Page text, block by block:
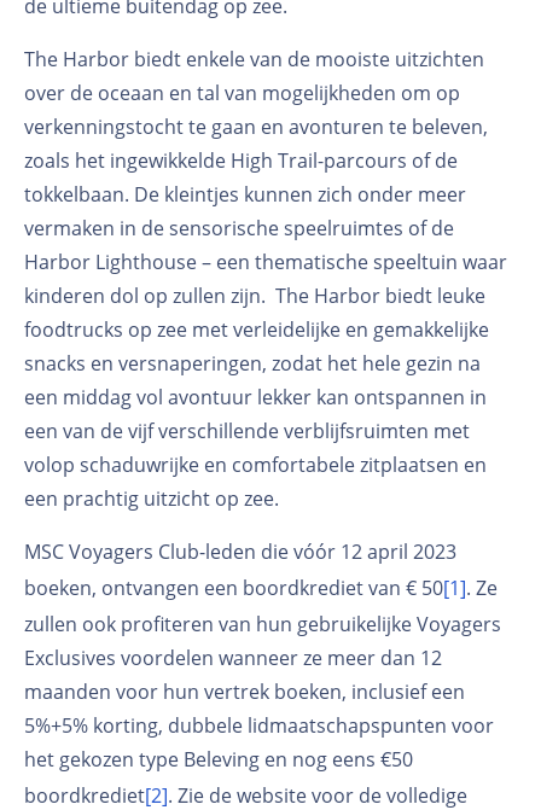
de ultieme buitendag op zee.
The Harbor biedt enkele van de mooiste uitzichten
over de oceaan en tal van mogelijkheden om op
verkenningstocht te gaan en avonturen te beleven,
zoals het ingewikkelde High Trail-parcours of de
tokkelbaan. De kleintjes kunnen zich onder meer
vermaken in de sensorische speelruimtes of de
Harbor Lighthouse – een thematische speeltuin waar
kinderen dol op zullen zijn. The Harbor biedt leuke
foodtrucks op zee met verleidelijke en gemakkelijke
snacks en versnaperingen, zodat het hele gezin na
een middag vol avontuur lekker kan ontspannen in
een van de vijf verschillende verblijfsruimten met
volop schaduwrijke en comfortabele zitplaatsen en
een prachtig uitzicht op zee.
MSC Voyagers Club-leden die vóór 12 april 2023
boeken, ontvangen een boordkrediet van € 50[1]. Ze
zullen ook profiteren van hun gebruikelijke Voyagers
Exclusives voordelen wanneer ze meer dan 12
maanden voor hun vertrek boeken, inclusief een
5%+5% korting, dubbele lidmaatschapspunten voor
het gekozen type Beleving en nog eens €50
boordkrediet[2]. Zie de website voor de volledige